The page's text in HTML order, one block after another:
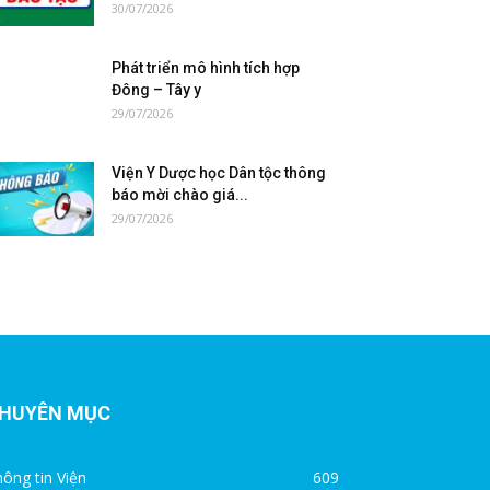
30/07/2026
Phát triển mô hình tích hợp
Đông – Tây y
29/07/2026
Viện Y Dược học Dân tộc thông
báo mời chào giá...
29/07/2026
MỤC
tin Viện 609